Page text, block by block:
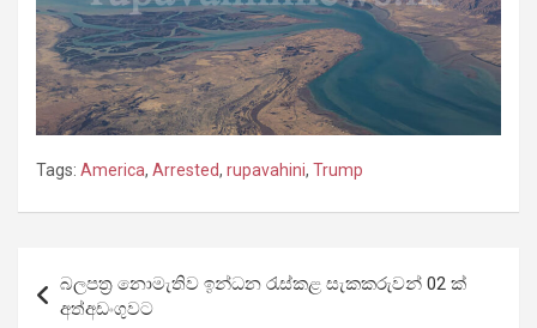
Tags: America, Arrested, rupavahini, Trump
navigation
බලපත්‍ර නොමැතිව ඉන්ධන රැස්කළ සැකකරුවන් 02 ක්
අත්අඩංගුවට